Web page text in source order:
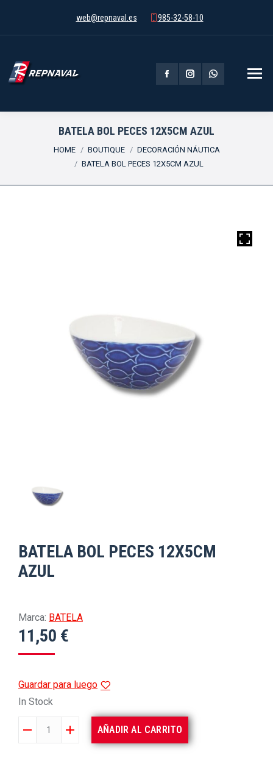
web@repnaval.es 985-32-58-10
Facebook
opens
in
Instagram
opens
in
Whatsapp
in
BATELA BOL PECES 12X5CM AZUL
You are here:
HOME BOUTIQUE
DECORACIÓN NÁUTICA
BATELA BOL PECES 12X5CM AZUL
BATELA BOL PECES 12X5CM
AZUL
Marca: BATELA
11,50 €
Guardar para luego
In Stock
BATELA
AÑADIR AL CARRITO